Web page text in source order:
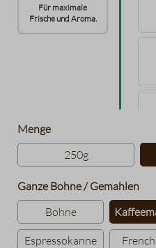
Für maximale
Frische und Aroma.
Mengeauswählen
250g
Ganze Bohne / Gemahlen
Bohne
Espressokanne